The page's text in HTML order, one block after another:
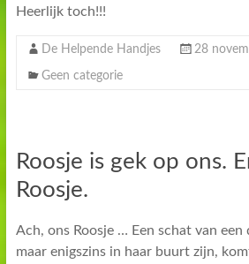
Heerlijk toch!!!
De Helpende Handjes 28
Geen categorie
Roosje is gek op ons.
Roosje.
Ach, ons Roosje … Een schat van
maar enigszins in haar buurt zijn,